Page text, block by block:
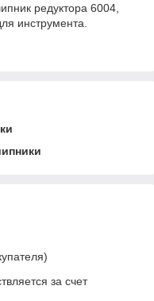
редуктора 6004,
инструмента.
за счет